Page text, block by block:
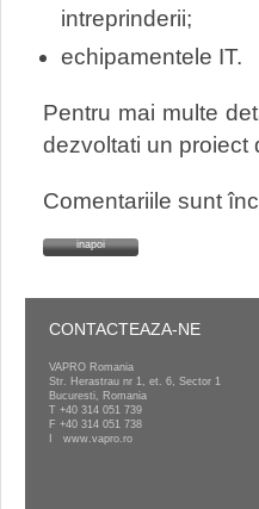
intreprinderii;
echipamentele IT.
Pentru mai multe
dezvoltati un proiect
Comentariile sunt
inapoi
CONTACTEAZA-NE
VAPRO Romania
Str. Herastrau nr 1, et. 6, Sector 1
Bucuresti, Romania
T +40 314 051 739
F +40 314 051 738
www.vapro.ro